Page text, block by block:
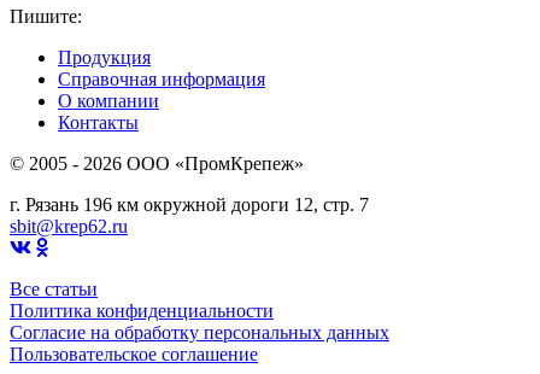
Пишите:
Продукция
Справочная информация
О компании
Контакты
© 2005 - 2026 OOO «ПромКрепеж»
г. Рязань 196 км окружной дороги 12, стр. 7
sbit@krep62.ru
Все статьи
Политика конфиденциальности
Согласие на обработку персональных данных
Пользовательское соглашение